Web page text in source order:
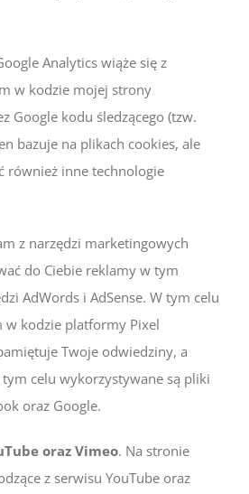
Analytics wiąże się z
w kodzie mojej strony
Google kodu śledzącego (tzw.
bazuje na plikach cookies, ale
również inne technologie
z narzędzi marketingowych
do Ciebie reklamy w tym
AdWords i AdSense. W tym celu
w kodzie platformy Pixel
Twoje odwiedziny, a
celu wykorzystywane są pliki
oraz Google.
oraz Vimeo. Na stronie
z serwisu YouTube oraz